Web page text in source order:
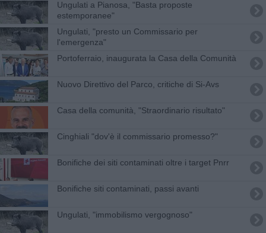
Ungulati a Pianosa, "Basta proposte
estemporanee"
Ungulati, "presto un Commissario per
l'emergenza"
Portoferraio, inaugurata la Casa della Comunità
Nuovo Direttivo del Parco, critiche di Si-Avs
Casa della comunità, "Straordinario risultato"
Cinghiali "dov'è il commissario promesso?"
Bonifiche dei siti contaminati oltre i target Pnrr
Bonifiche siti contaminati, passi avanti
Ungulati, "immobilismo vergognoso"